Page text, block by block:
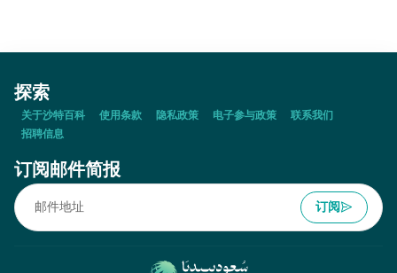
探索
关于沙特百科 使用条款 隐私政策 电子参与政策
联系我们
招聘信息
订阅邮件简报
订阅